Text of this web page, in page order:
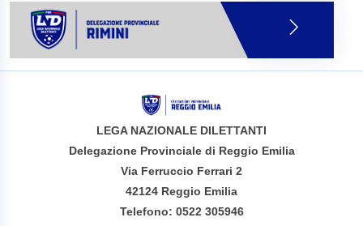
LEGA NAZIONALE DILETTANTI
Delegazione Provinciale di Reggio Emilia
Via Ferruccio Ferrari 2
42124 Reggio Emilia
Telefono: 0522 305946